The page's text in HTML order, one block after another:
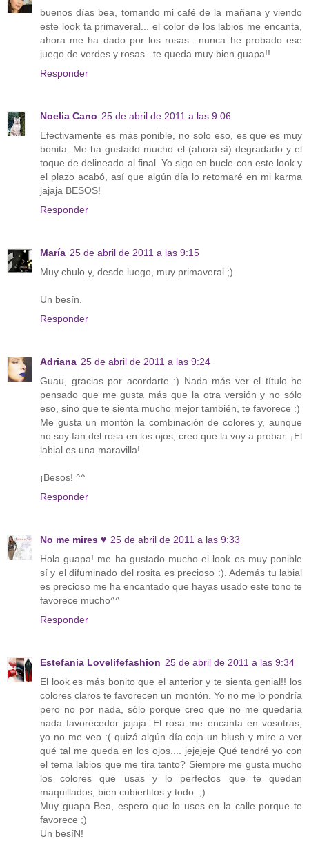
buenos días bea, tomando mi café de la mañana y viendo
este look ta primaveral... el color de los labios me encanta,
ahora me ha dado por los rosas.. nunca he probado ese
juego de verdes y rosas.. te queda muy bien guapa!!
Responder
Noelia Cano 25 de abril de 2011 a las 9:06
Efectivamente es más ponible, no solo eso, es que es muy
bonita. Me ha gustado mucho el (ahora sí) degradado y el
toque de delineado al final. Yo sigo en bucle con este look y
el plazo acabó, así que algún día lo retomaré en mi karma
jajaja BESOS!
Responder
María 25 de abril de 2011 a las 9:15
Muy chulo y, desde luego, muy primaveral ;)
Un besín.
Responder
Adriana 25 de abril de 2011 a las 9:24
Guau, gracias por acordarte :) Nada más ver el título he
pensado que me gusta más que la otra versión y no sólo
eso, sino que te sienta mucho mejor también, te favorece :)
Me gusta un montón la combinación de colores y, aunque
no soy fan del rosa en los ojos, creo que la voy a probar. ¡El
labial es una maravilla!
¡Besos! ^^
Responder
No me mires ♥ 25 de abril de 2011 a las 9:33
Hola guapa! me ha gustado mucho el look es muy ponible
sí y el difuminado del rosita es precioso :). Además tu labial
es precioso me ha encantado que hayas usado este tono te
favorece mucho^^
Responder
Estefania Lovelifefashion 25 de abril de 2011 a las 9:34
El look es más bonito que el anterior y te sienta genial!! los
colores claros te favorecen un montón. Yo no me lo pondría
pero no por nada, sólo porque creo que no me quedaría
nada favorecedor jajaja. El rosa me encanta en vosotras,
yo no me veo :( quizá algún día coja un blush y mire a ver
qué tal me queda en los ojos.... jejejeje Qué tendré yo con
el tema labios que me tira tanto? Siempre me gusta mucho
los colores que usas y lo perfectos que te quedan
maquillados, bien cubiertitos y todo. ;)
Muy guapa Bea, espero que lo uses en la calle porque te
favorece ;)
Un besíN!